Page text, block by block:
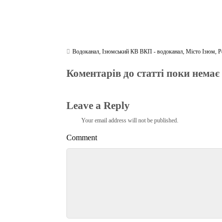
Водоканал,Ізюмський КВ ВКП - водоканал,Місто Ізюм,
Коментарів до статті поки немає
Leave a Reply
Your email address will not be published.
Comment